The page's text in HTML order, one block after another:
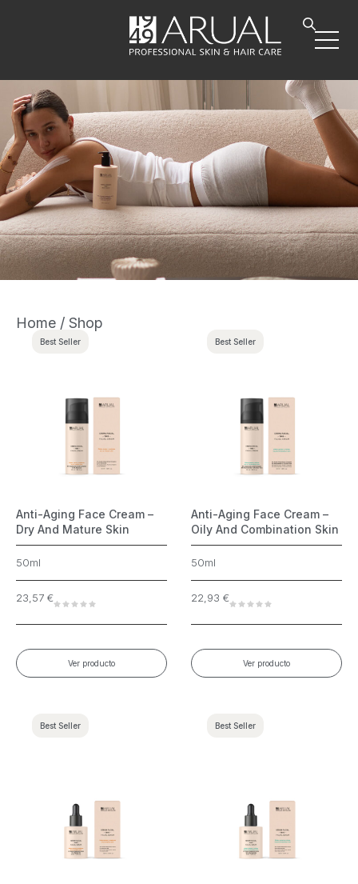
Home / Shop
Best Seller
Anti-Aging Face Cream –
Dry And Mature Skin
50ml
23,57 €
Ver producto
Best Seller
Anti-Aging Face Cream –
Oily And Combination Skin
50ml
22,93 €
Ver producto
Best Seller Best Seller